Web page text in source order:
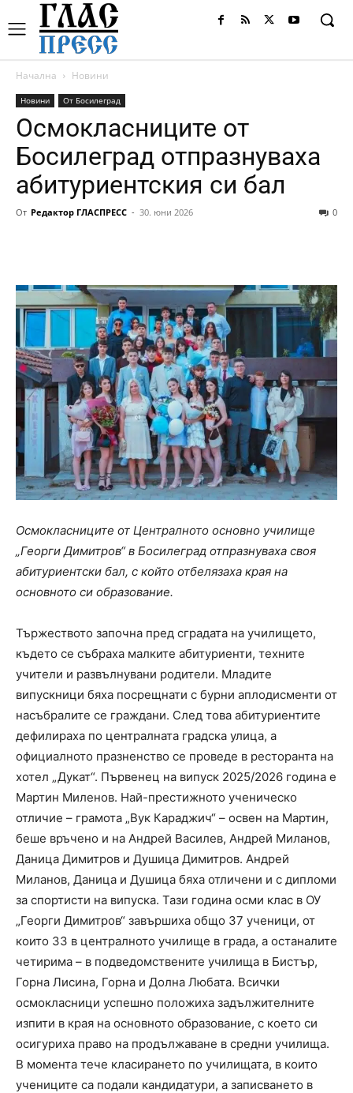
Начална Новини
Новини От Босилеград
Осмокласниците от
Босилеград отпразнуваха
абитуриентския си бал
От Редактор ГЛАСПРЕСС - 30. юни 2026 0
Осмокласниците от Централното основно училище
„Георги Димитров“ в Босилеград отпразнуваха своя
абитуриентски бал, с който отбелязаха края на
основното си образование.
Тържеството започна пред сградата на училището,
където се събраха малките абитуриенти, техните
учители и развълнувани родители. Младите
випускници бяха посрещнати с бурни аплодисменти от
насъбралите се граждани. След това абитуриентите
дефилираха по централната градска улица, а
официалното празненство се проведе в ресторанта на
хотел „Дукат“. Първенец на випуск 2025/2026 година е
Мартин Миленов. Най-престижното ученическо
отличие – грамота „Вук Караджич“ – освен на Мартин,
беше връчено и на Андрей Василев, Андрей Миланов,
Даница Димитров и Душица Димитров. Андрей
Миланов, Даница и Душица бяха отличени и с дипломи
за спортисти на випуска. Тази година осми клас в ОУ
„Георги Димитров“ завършиха общо 37 ученици, от
които 33 в централното училище в града, а останалите
четирима – в подведомствените училища в Бистър,
Горна Лисина, Горна и Долна Любата. Всички
осмокласници успешно положиха задължителните
изпити в края на основното образование, с което си
осигуриха право на продължаване в средни училища.
В момента тече класирането по училищата, в които
учениците са подали кандидатури, а записването в